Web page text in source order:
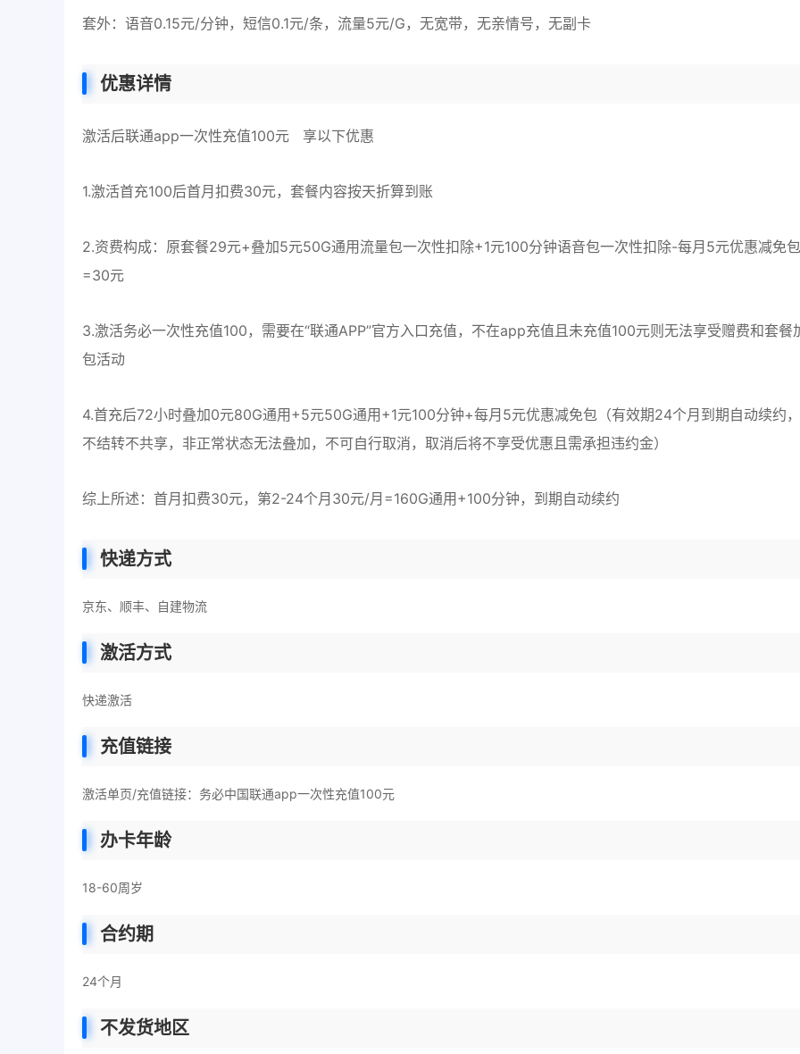
套外：语音0.15元/分钟，短信0.1元/条，流量5元/G，无宽带，无亲情号，无副卡
优惠详情
激活后联通app一次性充值100元 享以下优惠
1.激活首充100后首月扣费30元，套餐内容按天折算到账
2.资费构成：原套餐29元+叠加5元50G通用流量包一次性扣除+1元100分钟语音包一次性扣除-每月5元优惠减免包
=30元
3.激活务必一次性充值100，需要在“联通APP”官方入口充值，不在app充值且未充值100元则无法享受赠费和套餐
包活动
4.首充后72小时叠加0元80G通用+5元50G通用+1元100分钟+每月5元优惠减免包（有效期24个月到期自动续约，
不结转不共享，非正常状态无法叠加，不可自行取消，取消后将不享受优惠且需承担违约金）
综上所述：首月扣费30元，第2-24个月30元/月=160G通用+100分钟，到期自动续约
快递方式
京东、顺丰、自建物流
激活方式
快递激活
充值链接
激活单页/充值链接：务必中国联通app一次性充值100元
办卡年龄
18-60周岁
合约期
24个月
不发货地区